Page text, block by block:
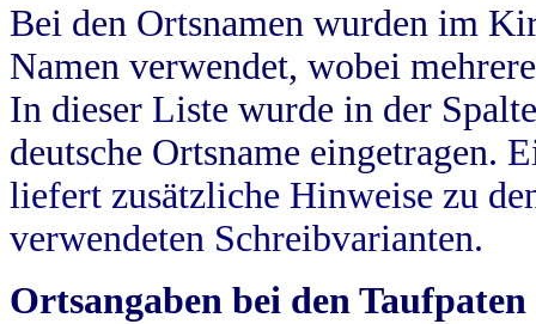
Bei den Ortsnamen wurden im
Namen verwendet, wobei
In dieser Liste wurde in der
deutsche Ortsname eingetragen.
liefert zusätzliche Hinweise zu
verwendeten Schreibvarianten.
Ortsangaben bei den Taufpaten